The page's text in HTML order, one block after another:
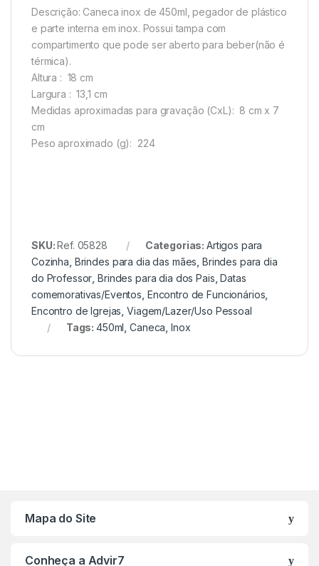
Descrição: Caneca inox de 450ml, pegador de plástico
e parte interna em inox. Possui tampa com
compartimento que pode ser aberto para beber(não é
térmica).
Altura : 18 cm
Largura : 13,1 cm
Medidas aproximadas para gravação (CxL): 8 cm x 7
cm
Peso aproximado (g): 224
SKU:Ref. 05828 Categorias: Artigos para
Cozinha Brindes para dia das mães Brindes para dia
do Professor ,Brindes para dia dos Pais ,Datas
comemorativas/Eventos Encontro de Funcionários
Encontro de Igrejas ,Viagem/Lazer/Uso Pessoal
Tags:450ml ,Caneca Inox
Mapa do Site
Conheça a Advir7